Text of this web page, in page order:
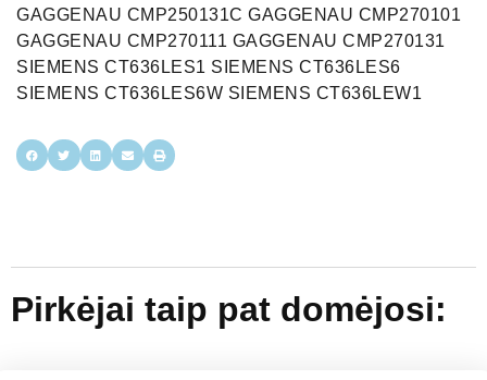
GAGGENAU CMP250131C GAGGENAU CMP270101
GAGGENAU CMP270111 GAGGENAU CMP270131
SIEMENS CT636LES1 SIEMENS CT636LES6
SIEMENS CT636LES6W SIEMENS CT636LEW1
Pirkėjai taip pat domėjosi: